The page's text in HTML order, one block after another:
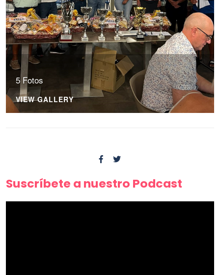
5 Fotos
VIEW GALLERY
Suscríbete a nuestro Podcast